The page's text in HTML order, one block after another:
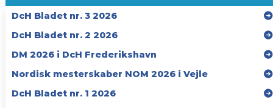
DcH Bladet nr. 3 2026
DcH Bladet nr. 2 2026
DM 2026 i DcH Frederikshavn
Nordisk mesterskaber NOM 2026 i Vejle
DcH Bladet nr. 1 2026